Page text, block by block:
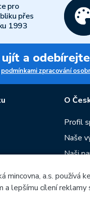
pro
přes
1993
ujít a
podmínkami zpracování
O
Profil
Naše
Naši
Zprávy
mincovna, a.s. používá
a lepšímu cílení